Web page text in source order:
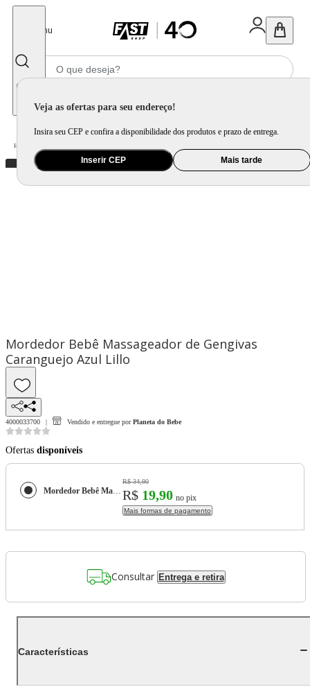
Menu
Veja as ofertas para seu endereço!
Insira seu CEP e confira a disponibilidade dos produtos e prazo de entrega.
Inserir CEP Mais tarde
Home
Mordedor Bebê Massageador de Gengivas
Caranguejo Azul Lillo
4000033700 Vendido e entregue por Planeta do Bebe
Ofertas disponíveis
Mordedor Bebê Massageador de Gengivas Caranguejo Azul Lillo
R$ 34,90
R$ 19,90 no pix
Mais formas de pagamento
Consultar Entrega e retira
Características